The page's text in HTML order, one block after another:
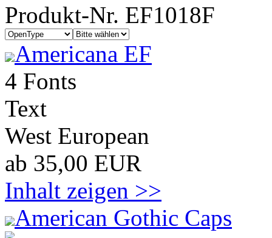
Produkt-Nr. EF1018F
Americana EF
4 Fonts
Text
West European
ab 35,00 EUR
Inhalt zeigen >>
American Gothic Caps